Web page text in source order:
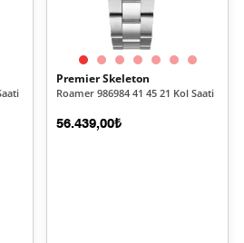
Premier Skeleton
Roamer 986984 41 45 21 Kol Saati
56.439,00₺